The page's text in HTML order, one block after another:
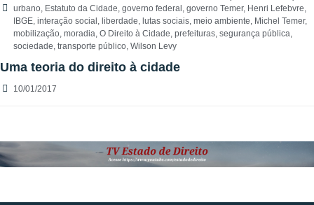
urbano, Estatuto da Cidade, governo federal , governo Temer, Henri Lefebvre,
IBGE, interação social , liberdade, lutas sociais, meio ambiente, Michel Temer,
mobilização, moradia, O Direito à Cidade, prefeituras, segurança pública,
sociedade, transporte público, Wilson Levy
Uma teoria do direito à cidade
10/01/2017